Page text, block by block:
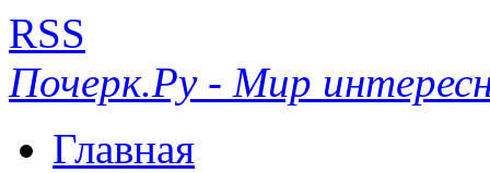
RSS
Почерк.Ру - Мир
Главная